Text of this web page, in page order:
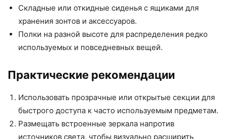
Складные или откидные сиденья с ящиками для
хранения зонтов и аксессуаров.
Полки на разной высоте для распределения редко
используемых и повседневных вещей.
Практические рекомендации
Использовать прозрачные или открытые секции для
быстрого доступа к часто используемым предметам.
Размещать встроенные зеркала напротив
источников света, чтобы визуально расширить